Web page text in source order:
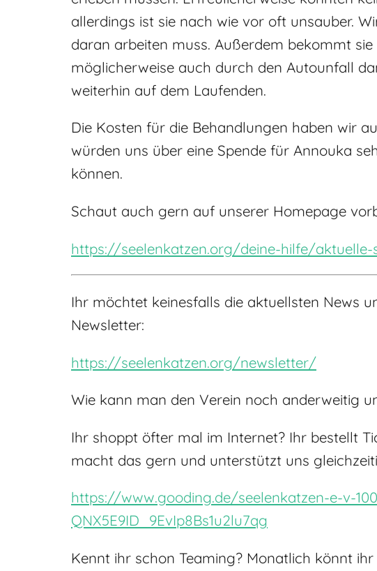
allerdings ist sie nach wie vor oft unsauber.
daran arbeiten muss. Außerdem bekommt
möglicherweise auch durch den Autounfall
weiterhin auf dem Laufenden.
Die Kosten für die Behandlungen haben wir
würden uns über eine Spende für Annouka
können.
Schaut auch gern auf unserer Homepage
https://seelenkatzen.org/deine-hilfe/
Ihr möchtet keinesfalls die aktuellsten News
Newsletter:
https://seelenkatzen.org/newsletter/
Wie kann man den Verein noch anderweitig
Ihr shoppt öfter mal im Internet? Ihr bestellt
macht das gern und unterstützt uns
https://www.gooding.de/seelenkatzen-e-v-
QNX5E9ID_9EvIp8Bs1u2lu7qg
Kennt ihr schon Teaming? Monatlich könnt